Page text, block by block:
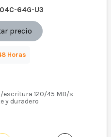
64G-U3
precio
Horas
escritura 120/45 MB/s
y duradero